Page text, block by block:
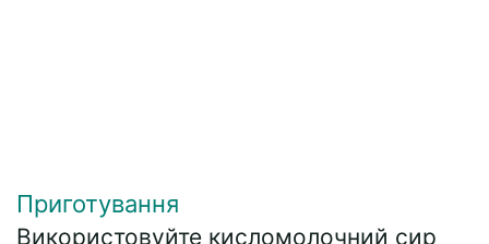
Приготування
Використовуйте кисломолочний сир